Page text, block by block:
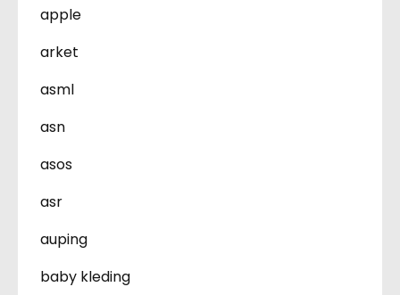
apple
arket
asml
asn
asos
asr
auping
baby kleding